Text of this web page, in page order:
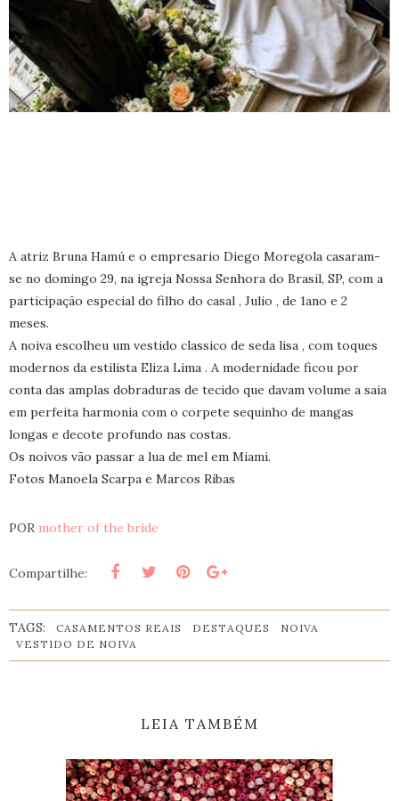
A atriz Bruna Hamú e o empresario Diego Moregola casaram-
se no domingo 29, na igreja Nossa Senhora do Brasil, SP, com a
participação especial do filho do casal , Julio , de 1ano e 2
meses.
A noiva escolheu um vestido classico de seda lisa , com toques
modernos da estilista Eliza Lima . A modernidade ficou por
conta das amplas dobraduras de tecido que davam volume a saia
em perfeita harmonia com o corpete sequinho de mangas
longas e decote profundo nas costas.
Os noivos vão passar a lua de mel em Miami.
Fotos Manoela Scarpa e Marcos Ribas
POR mother of the bride
Compartilhe:
TAGS: CASAMENTOS REAIS DESTAQUES
NOIVA
VESTIDO DE NOIVA
LEIA TAMBÉM